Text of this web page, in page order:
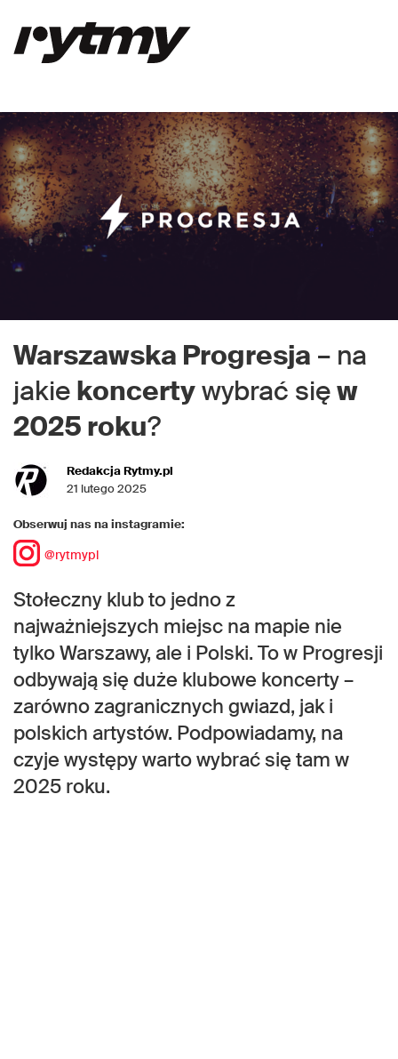
Warszawska Progresja – na
jakie koncertywybrać sięw
2025 roku?
Redakcja Rytmy.pl
21 lutego 2025
Obserwuj nas na instagramie:
@rytmypl
Stołeczny klub to jedno z
najważniejszych miejsc na mapie nie
tylko Warszawy, ale i Polski. To w Progresji
odbywają się duże klubowe koncerty –
zarówno zagranicznych gwiazd, jak i
polskich artystów. Podpowiadamy, na
czyje występy warto wybrać się tam w
2025 roku.